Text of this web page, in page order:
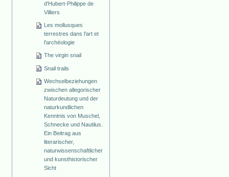
d'Hubert-Philippe de
Villiers
Les mollusques
terrestres dans l'art et
l'archéologie
The virgin snail
Snail trails
Wechselbeziehungen
zwischen allegorischer
Naturdeutung und der
naturkundlichen
Kenntnis von Muschel,
Schnecke und Nautilus.
Ein Beitrag aus
literarischer,
naturwissenschaftlicher
und kunsthistorischer
Sicht